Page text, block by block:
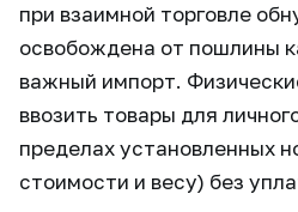
при взаимной торговле
освобождена от пошлины
важный импорт.
ввозить товары для
пределах установленных
стоимости и весу) без